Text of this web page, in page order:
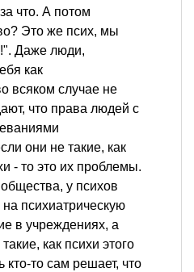
что. А потом
Это же псих, мы
Даже люди,
как
всяком случае не
что права людей с
они не такие, как
- то это их проблемы.
у психов
психиатрическую
в учреждениях, а
как психи этого
кто-то сам решает, что